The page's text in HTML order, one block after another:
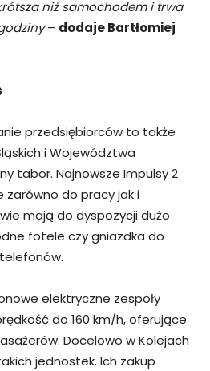
niż samochodem i trwa
– dodaje Bartłomiej
przedsiębiorców to także
i Województwa
tabor. Najnowsze Impulsy 2
zarówno do pracy jak i
mają do dyspozycji dużo
fotele czy gniazdka do
elektryczne zespoły
do 160 km/h, oferujące
Docelowo w Kolejach
jednostek. Ich zakup